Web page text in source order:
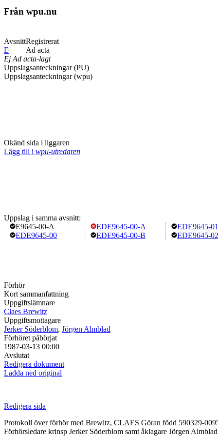
Från wpu.nu
Avsnitt
E
Registrerat
Ad acta
Ej Ad acta-lagt
Uppslagsanteckningar (PU)
Uppslagsanteckningar (wpu)
Okänd sida i liggaren
Lägg till i wpu-utredaren
Uppslag i samma avsnitt:
E9645-00-A
EDE9645-00
EDE9645-00-A
EDE9645-00-B
EDE9645-01
EDE9645-02
Förhör
Kort sammanfattning
Uppgiftslämnare
Claes Brewitz
Uppgiftsmottagare
Jerker Söderblom, Jörgen Almblad
Förhöret påbörjat
1987-03-13 00:00
Avslutat
Redigera dokument
Ladda ned original
Redigera sida
Protokoll över förhör med Brewitz, CLAES Göran född 590329-
Förhörsledare krinsp Jerker Söderblom samt åklagare Jörgen